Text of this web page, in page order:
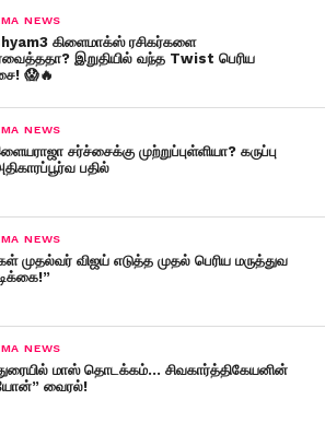
NEWS
கிளைமாக்ஸ் ரசிகர்களை
இறுதியில் வந்த Twist பெரிய
😱🔥
NEWS
சர்ச்சைக்கு முற்றுப்புள்ளியா? கருப்பு
பதில்
NEWS
முதல்வர் விஜய் எடுத்த முதல் பெரிய மருத்துவ
NEWS
மாஸ் தொடக்கம்… சிவகார்த்திகேயனின்
வைரல்!